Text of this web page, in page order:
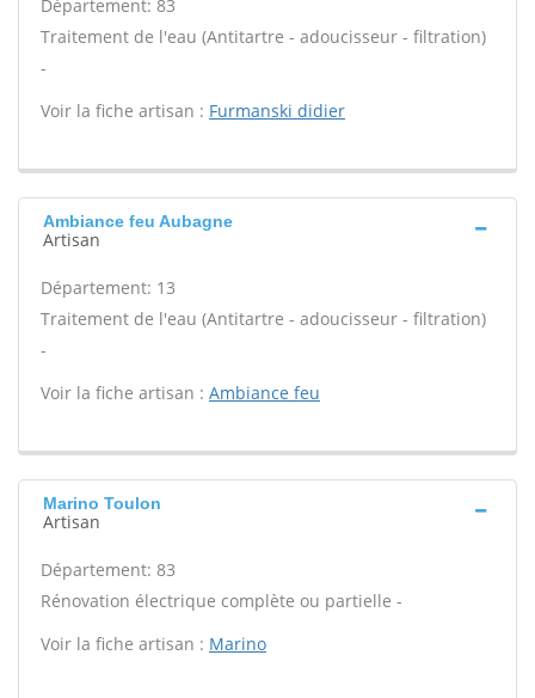
Département: 83
Traitement de l'eau (Antitartre - adoucisseur - filtration)
-
Voir la fiche artisan : Furmanski didier
Ambiance feu Aubagne
Artisan
Département: 13
Traitement de l'eau (Antitartre - adoucisseur - filtration)
-
Voir la fiche artisan : Ambiance feu
Marino Toulon
Artisan
Département: 83
Rénovation électrique complète ou partielle -
Voir la fiche artisan : Marino